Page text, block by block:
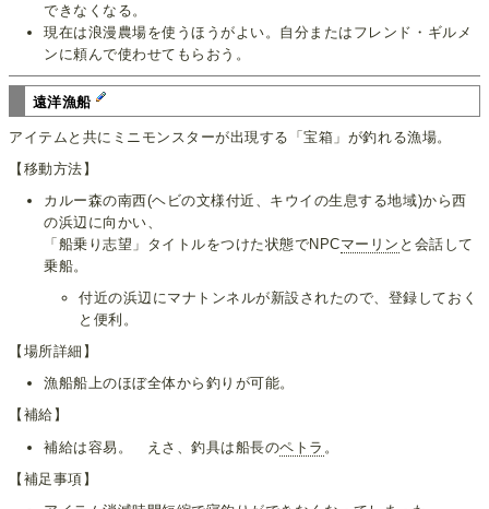
できなくなる。
現在は浪漫農場を使うほうがよい。自分またはフレンド・ギルメ
ンに頼んで使わせてもらおう。
遠洋漁船
アイテムと共にミニモンスターが出現する「宝箱」が釣れる漁場。
【移動方法】
カルー森の南西(ヘビの文様付近、キウイの生息する地域)から西
の浜辺に向かい、
「船乗り志望」タイトルをつけた状態でNPCマーリン と会話して
乗船。
付近の浜辺にマナトンネルが新設されたので、登録しておく
と便利。
【場所詳細】
漁船船上のほぼ全体から釣りが可能。
【補給】
補給は容易。 えさ、釣具は船長のペトラ 。
【補足事項】